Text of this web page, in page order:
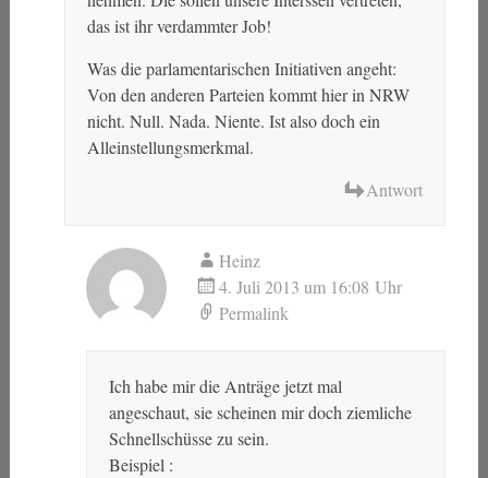
das ist ihr verdammter Job!
Was die parlamentarischen Initiativen angeht:
Von den anderen Parteien kommt hier in NRW
nicht. Null. Nada. Niente. Ist also doch ein
Alleinstellungsmerkmal.
Antwort
Heinz
4. Juli 2013 um 16:08 Uhr
Permalink
Ich habe mir die Anträge jetzt mal
angeschaut, sie scheinen mir doch ziemliche
Schnellschüsse zu sein.
Beispiel :